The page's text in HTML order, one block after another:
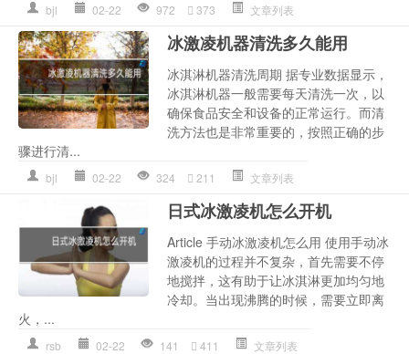
bjl 02-22 972 373 文章列表
冰激凌机器清洗多久能用
冰淇淋机器清洗周期 据专业数据显示，
冰淇淋机器一般需要每天清洗一次，以
确保食品安全和设备的正常运行。而清
洗方法也是非常重要的，按照正确的步
骤进行清...
bjl 02-22 324 211 文章列表
日式冰激凌机怎么开机
Article 手动冰激凌机怎么用 使用手动冰
激凌机的过程并不复杂，首先需要不停
地搅拌，这有助于让冰淇淋更加均匀地
冷却。当出现沸腾的时候，需要立即离
火，...
rsb 02-22 141 411 文章列表